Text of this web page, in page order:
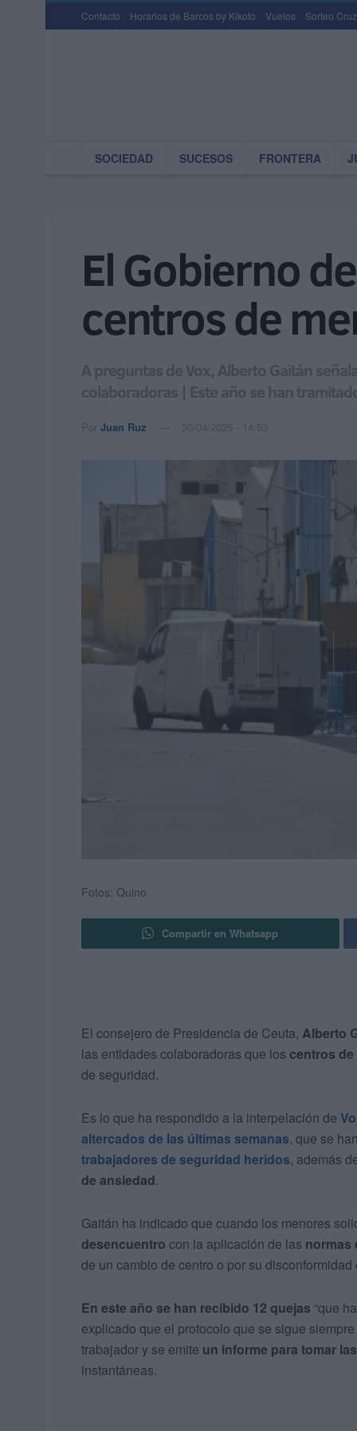
Contacto Horarios de Barcos by Kikoto Vuelos Sorteo
SOCIEDAD SUCESOS FRONTERA
El Gobierno
centros de
A preguntas de Vox, Alberto Gaitán
colaboradoras | Este año se han
Por Juan Ruz 30/04/2025 - 14:53
Fotos: Quino
Compartir en Whatsapp
El consejero de Presidencia de Ceuta, Alberto
las entidades colaboradoras que los centros
de seguridad.
Es lo que ha respondido a la interpelación de
altercados de las últimas semanas, que se
trabajadores de seguridad heridos, además
de ansiedad.
Gaitán ha indicado que cuando los menores
desencuentro con la aplicación de las normas
de un cambio de centro o por su
En este año se han recibido 12 quejas “que
explicado que el protocolo que se sigue
trabajador y se emite un informe para tomar
instantáneas.